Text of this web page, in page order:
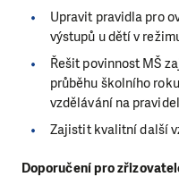
Upravit pravidla pro
výstupů u dětí v
Řešit povinnost MŠ
průběhu školního roku
vzdělávání na
Zajistit kvalitní další
Doporučení pro